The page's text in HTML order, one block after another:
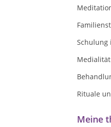
Schulung
Medialität
Rituale
Meine